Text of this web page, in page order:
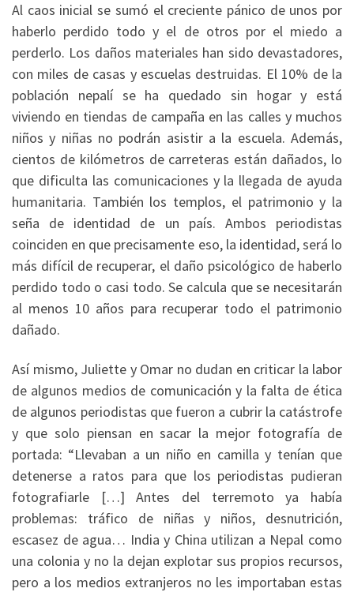
Al caos inicial se sumó el creciente pánico de unos por
haberlo perdido todo y el de otros por el miedo a
perderlo. Los daños materiales han sido devastadores,
con miles de casas y escuelas destruidas. El 10% de la
población nepalí se ha quedado sin hogar y está
viviendo en tiendas de campaña en las calles y muchos
niños y niñas no podrán asistir a la escuela. Además,
cientos de kilómetros de carreteras están dañados, lo
que dificulta las comunicaciones y la llegada de ayuda
humanitaria. También los templos, el patrimonio y la
seña de identidad de un país. Ambos periodistas
coinciden en que precisamente eso, la identidad, será lo
más difícil de recuperar, el daño psicológico de haberlo
perdido todo o casi todo. Se calcula que se necesitarán
al menos 10 años para recuperar todo el patrimonio
dañado.
Así mismo, Juliette y Omar no dudan en criticar la labor
de algunos medios de comunicación y la falta de ética
de algunos periodistas que fueron a cubrir la catástrofe
y que solo piensan en sacar la mejor fotografía de
portada: “Llevaban a un niño en camilla y tenían que
detenerse a ratos para que los periodistas pudieran
fotografiarle […] Antes del terremoto ya había
problemas: tráfico de niñas y niños, desnutrición,
escasez de agua… India y China utilizan a Nepal como
una colonia y no la dejan explotar sus propios recursos,
pero a los medios extranjeros no les importaban estas